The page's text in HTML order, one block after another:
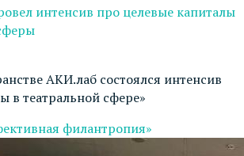
интенсив про целевые капиталы
АКИ.лаб состоялся интенсив
в театральной сфере»
филантропия»